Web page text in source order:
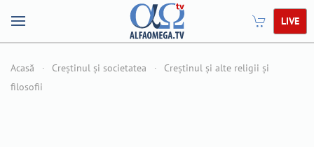
LIVE
Acasă Creștinul și societatea
Creștinul și alte religii și
filosofii